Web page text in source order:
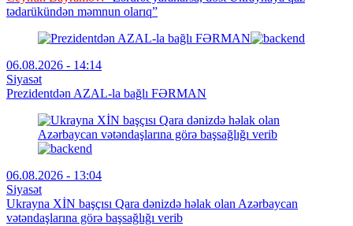
tədarükündən məmnun olarıq”
06.08.2026 - 14:14
Siyasət
Prezidentdən AZAL-la bağlı FƏRMAN
06.08.2026 - 13:04
Siyasət
Ukrayna XİN başçısı Qara dənizdə həlak olan Azərbaycan
vətəndaşlarına görə başsağlığı verib